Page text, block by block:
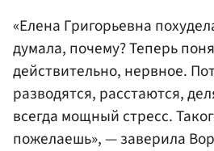
«Елена Григорьевна
думала, почему? Теперь
действительно, нервное.
разводятся, расстаются,
всегда мощный стресс.
пожелаешь», — заверила